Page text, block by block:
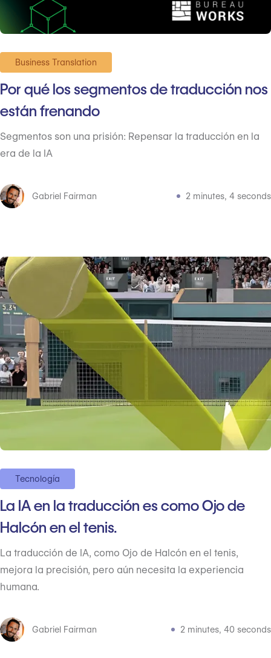
Business Translation
Por qué los segmentos de traducción nos
están frenando
Segmentos son una prisión: Repensar la traducción en la
era de la IA
Gabriel Fairman 2 minutes, 4 seconds
Tecnología
La IA en la traducción es como Ojo de
Halcón en el tenis.
La traducción de IA, como Ojo de Halcón en el tenis,
mejora la precisión, pero aún necesita la experiencia
humana.
Gabriel Fairman 2 minutes, 40 seconds